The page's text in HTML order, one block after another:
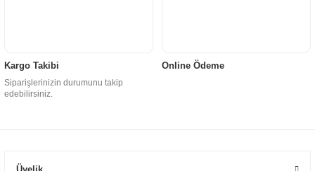
Kargo Takibi
Siparişlerinizin durumunu takip
edebilirsiniz.
Online Ödeme